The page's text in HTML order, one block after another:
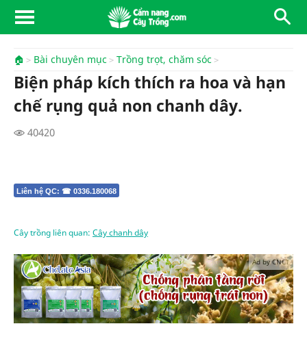
🏠 Bài chuyên mục Trồng trọt, chăm sóc
Biện pháp kích thích ra hoa và hạn
chế rụng quả non chanh dây.
40420
Liên hệ QC: ☎ 0336.180068
Cây trồng liên quan: Cây chanh dây
Ad by CNCT